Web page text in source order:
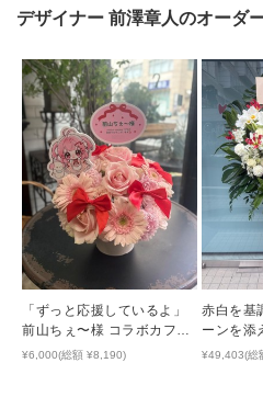
デザイナー 前澤章人のオーダ
「ずっと応援しているよ」
前山ちぇ〜様 コラボカフェ
開催祝い花
¥6,000(総額 ¥8,190)
赤白を基
ーンを添
のハート
¥49,403(総